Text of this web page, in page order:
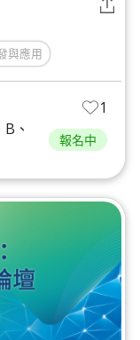
與應用
1
、
報名中